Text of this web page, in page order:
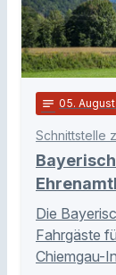
notes 05.
Schnittstelle
Die
Fahrgäste
Chiemgau-